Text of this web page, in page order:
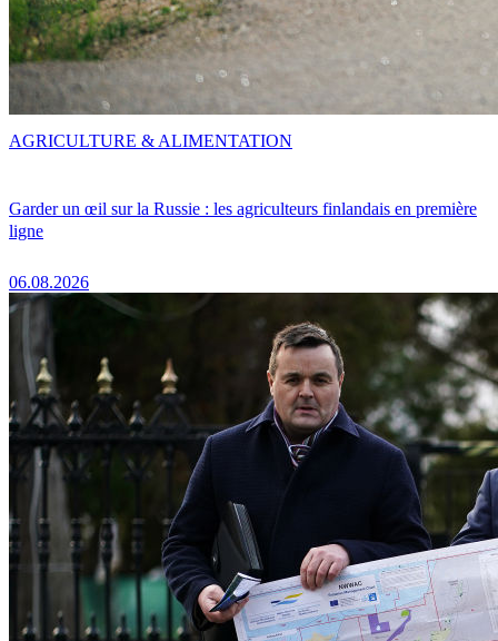
Garder un œil sur la Russie : les agriculteurs finlandais en première
ligne
06.08.2026
AGRICULTURE & ALIMENTATION